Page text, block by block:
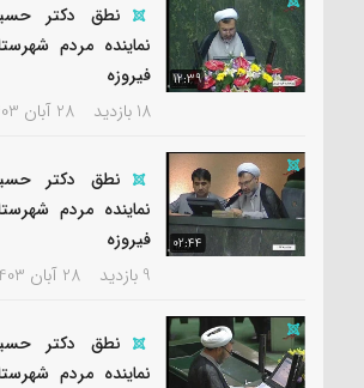
12:39
نطق دکتر
نماینده مردم
فیروزه
18 بازدید 28 آبان 1403
02:44
نطق دکتر
نماینده مردم
فیروزه
9 بازدید 28 آبان 1403
نطق دکتر
نماینده مردم